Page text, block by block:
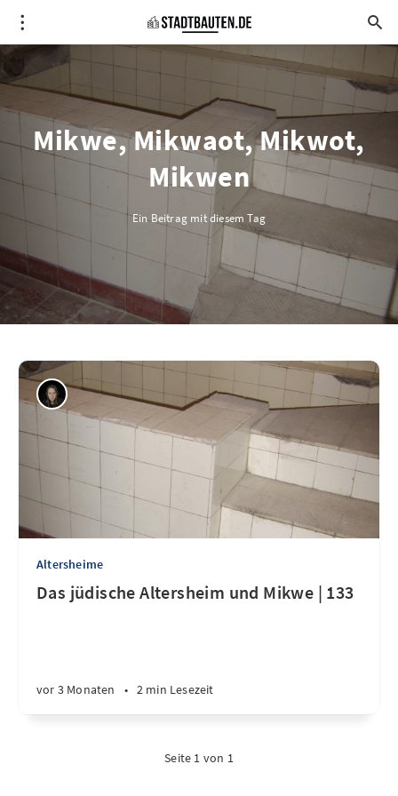
Mikwe, Mikwaot, Mikwot,
Mikwen
Ein Beitrag mit diesem Tag
Altersheime
Das jüdische Altersheim und Mikwe | 133
vor 3 Monaten • 2 min Lesezeit
Seite 1 von 1